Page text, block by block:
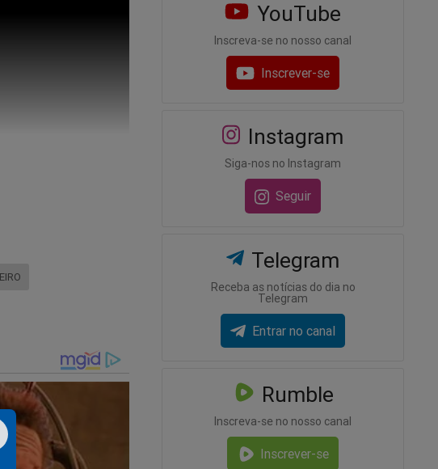
YouTube
Inscreva-se no nosso canal
Inscrever-se
Instagram
Siga-nos no Instagram
Seguir
Telegram
Receba as notícias do dia no
Telegram
Entrar no canal
Rumble
Inscreva-se no nosso canal
Inscrever-se